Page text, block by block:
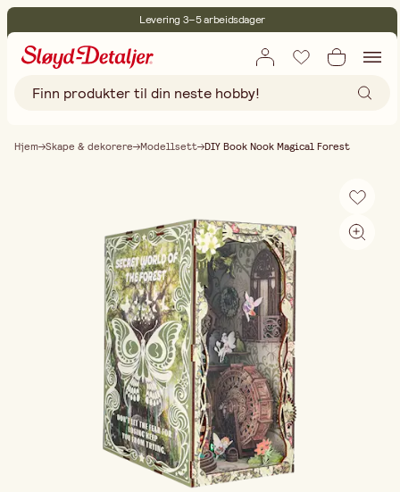
Levering 3–5 arbeidsdager
Fri frakt ved kjøp over 499:-
Hjem Skape & dekorere Modellsett DIY Book Nook Magical Forest